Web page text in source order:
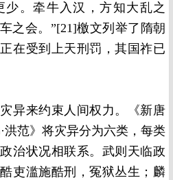
。牵牛入汉，方知大乱之
之会。”[21]檄文列举了隋朝
在受到上天刑罚，其国祚已
异来约束人间权力。《新唐
洪范》将灾异分为六类，每类
治状况相联系。武则天临政
吏滥施酷刑，冤狱丛生；麟